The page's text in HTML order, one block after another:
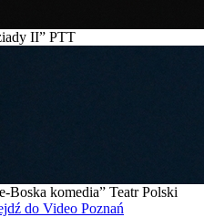
II” PTT
Boska komedia” Teatr Polski
do Video Poznań